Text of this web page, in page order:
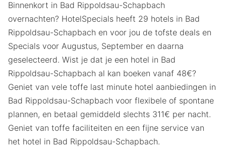
Binnenkort in Bad Rippoldsau-Schapbach
overnachten? HotelSpecials heeft 29 hotels in Bad
Rippoldsau-Schapbach en voor jou de tofste deals en
Specials voor Augustus, September en daarna
geselecteerd. Wist je dat je een hotel in Bad
Rippoldsau-Schapbach al kan boeken vanaf 48€?
Geniet van vele toffe last minute hotel aanbiedingen in
Bad Rippoldsau-Schapbach voor flexibele of spontane
plannen, en betaal gemiddeld slechts 311€ per nacht.
Geniet van toffe faciliteiten en een fijne service van
het hotel in Bad Rippoldsau-Schapbach.